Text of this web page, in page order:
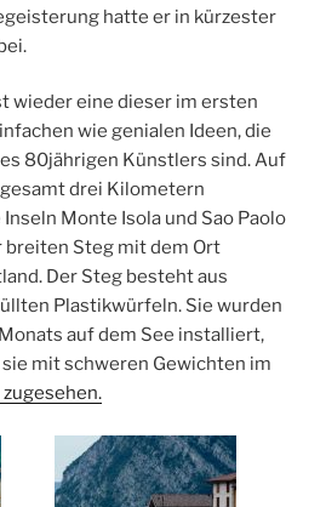
hatte er in kürzester
wieder eine dieser im ersten
wie genialen Ideen, die
80jährigen Künstlers sind. Auf
drei Kilometern
Monte Isola und Sao Paolo
breiten Steg mit dem Ort
Der Steg besteht aus
Plastikwürfeln. Sie wurden
auf dem See installiert,
mit schweren Gewichten im